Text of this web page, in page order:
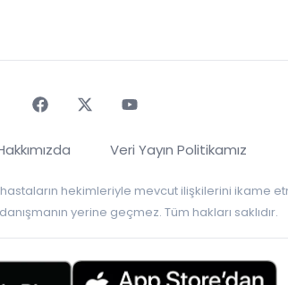
Veri Yayın Politikamız
hekimleriyle mevcut ilişkilerini ikame
yerine geçmez. Tüm hakları saklıdır.